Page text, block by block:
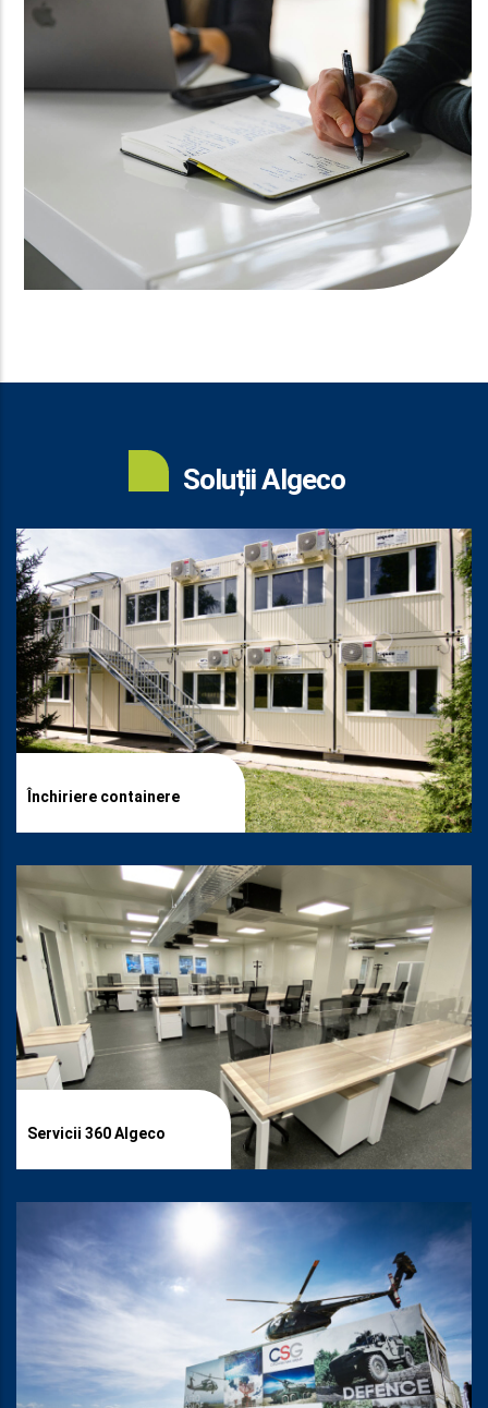
Soluții Algeco
Închiriere containere
Servicii 360 Algeco